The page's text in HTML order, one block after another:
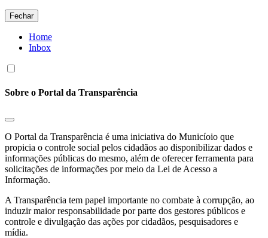
Fechar
Home
Inbox
Sobre o Portal da Transparência
O Portal da Transparência é uma iniciativa do Municíoio que
propicia o controle social pelos cidadãos ao disponibilizar dados e
informações públicas do mesmo, além de oferecer ferramenta para
solicitações de informações por meio da Lei de Acesso a
Informação.
A Transparência tem papel importante no combate à corrupção, ao
induzir maior responsabilidade por parte dos gestores públicos e
controle e divulgação das ações por cidadãos, pesquisadores e
mídia.